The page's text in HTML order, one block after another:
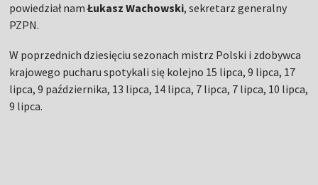
powiedział namŁukasz Wachowski, sekretarz generalny
PZPN.
W poprzednich dziesięciu sezonach mistrz Polski i zdobywca
krajowego pucharu spotykali się kolejno 15 lipca, 9 lipca, 17
lipca, 9 października, 13 lipca, 14 lipca, 7 lipca, 7 lipca, 10 lipca,
9 lipca.